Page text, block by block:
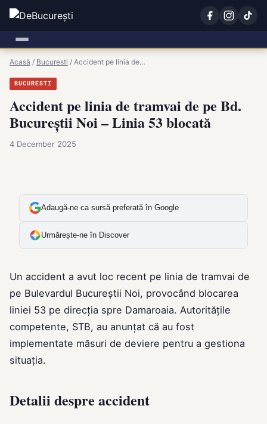
Acasă / Bucuresti / Accident pe linia de…
BUCURESTI
Accident pe linia de tramvai de pe Bd.
Bucureștii Noi – Linia 53 blocată
4 December 2025
Adaugă-ne ca sursă preferată în Google
Urmărește-ne în Discover
Un accident a avut loc recent pe linia de tramvai de
pe Bulevardul Bucureștii Noi, provocând blocarea
liniei 53 pe direcția spre Damaroaia. Autoritățile
competente, STB, au anunțat că au fost
implementate măsuri de deviere pentru a gestiona
situația.
Detalii despre accident